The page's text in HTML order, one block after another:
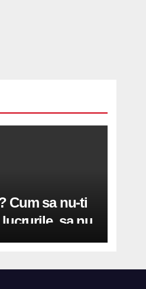
Cum sa nu-ti
lucrurile, sa nu
sau sa